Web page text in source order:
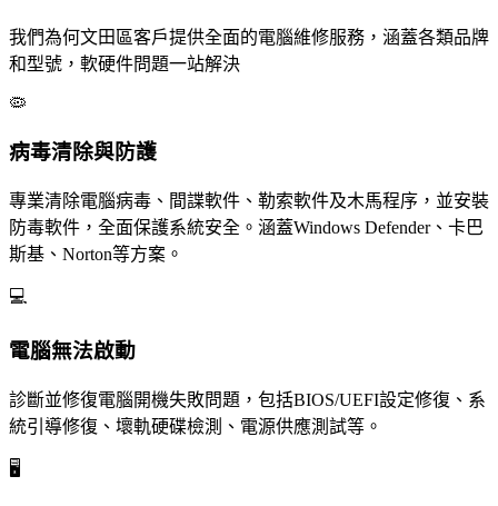
我們為何文田區客戶提供全面的電腦維修服務，涵蓋各類品牌
和型號，軟硬件問題一站解決
🦠
病毒清除與防護
專業清除電腦病毒、間諜軟件、勒索軟件及木馬程序，並安裝
防毒軟件，全面保護系統安全。涵蓋Windows Defender、卡巴
斯基、Norton等方案。
💻
電腦無法啟動
診斷並修復電腦開機失敗問題，包括BIOS/UEFI設定修復、系
統引導修復、壞軌硬碟檢測、電源供應測試等。
🖥️